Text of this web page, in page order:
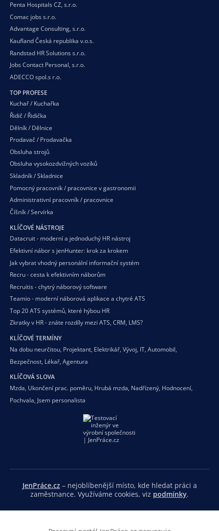
Penta Hospitals CZ, s.r.o.
Comac jobs s.r.o.
Advantage Consulting, s.r.o.
Kaufland Česká republika v.o.s.
Randstad HR Solutions s.r.o.
Jobs Contact Personal, s.r.o.
ADECCO spol.s r.o.
TOP PROFESE
Kuchař / Kuchařka
Řidič / Řidička
Dělník / Dělnice
Prodavač / Prodavačka
Obsluha strojů
Obsluha vysokozdvižných vozíků
Skladník / Skladnice
Pomocný pracovník / pracovnice v gastronomii
Administrativní pracovník / pracovnice
Číšník / Servírka
KLÍČOVÉ NÁSTROJE
Datacruit - moderní a jednoduchý HR nástroj
Efektivní nábor s jenHunter: krok za krokem
Jak vybrat vhodný personální informační systém
Recru - cesta k efektivním náborům
Recruitis - chytrý náborový software
Teamio - moderní náborová aplikace a chytré ATS
Top 20 ATS systémů, které hýbou HR
Zkratky v HR - znáte rozdíly mezi ATS, CRM, LMS?
KLÍČOVÉ TERMÍNY
Na dobu neurčitou, Projektant, Elektrikář, Vývoj, IT, Automobil,
Bezpečnost, Lékař, Agentura
KLÍČOVÁ SLOVA
Mzda, Ukončení prac. poměru, Hrubá mzda, Nadřízený, Hodnocení,
Pochvala, Jsem personalista
JenPráce.cz – nejoblíbenější místo, kde hledat práci a
zaměstnance. Využíváme cookies, viz podmínky.